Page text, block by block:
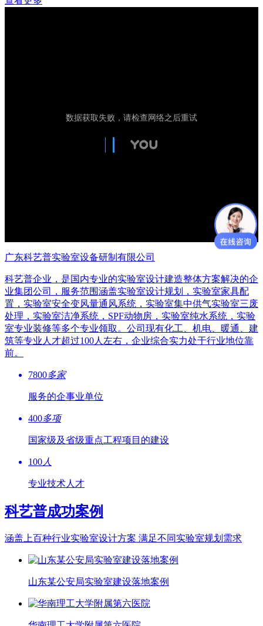
广东科艺普实验室设备研制有限公司
科艺普企业，是国内专业的实验室设计建造整体方案解决的企
业集团公司，服务范围涵盖实验室设计规划，实验室家具配
置，实验室安全变风量通风系统，实验室集中供气实验室三废
处理，实验室洁净系统，SPF动物房，实验室纯水系统，实验
室专业装修等多个专业领取。公司现有化工、机电、暖通、建
筑等专业人才超过100人左右，企业综合实力处于行业地位靠
前。
7800多家
服务的企事业单位
400多项
国家级及省级重点工程项目的建设
100 人
专业技术人才
科艺普成功案例
涵盖上百种行业实验室设计方案 满足不同实验室规划需求
山东某公安局实验室建设落地案例